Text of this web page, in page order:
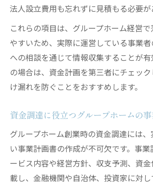
法人設立費用も忘れずに見積もる必要が
これらの項目は、グループホーム経営で
やすいため、実際に運営している事業
への相談を通じて情報収集することが
の場合は、資金計画を第三者にチェッ
け漏れを防ぐことをおすすめします。
資金調達に役立つグループホームの
グループホーム創業時の資金調達には
い事業計画書の作成が不可欠です。事
ービス内容や経営方針、収支予測、資
載し、金融機関や自治体、投資家に対